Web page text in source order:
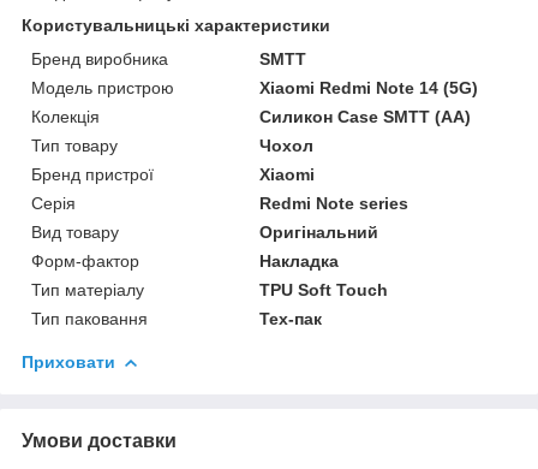
Користувальницькі характеристики
Бренд виробника
SMTT
Модель пристрою
Xiaomi Redmi Note 14 (5G)
Колекція
Силикон Case SMTT (AA)
Тип товару
Чохол
Бренд пристрої
Xiaomi
Серія
Redmi Note series
Вид товару
Оригінальний
Форм-фактор
Накладка
Тип матеріалу
TPU Soft Touch
Тип паковання
Тех-пак
Приховати
Умови доставки